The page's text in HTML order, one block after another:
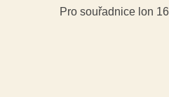
Pro souřadnice lon